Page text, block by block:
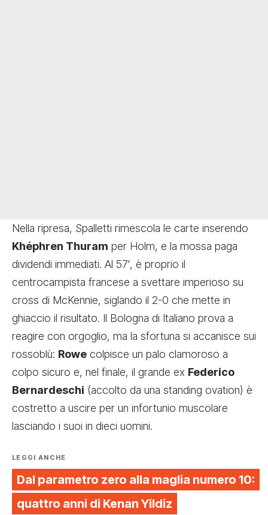
Nella ripresa, Spalletti rimescola le carte inserendo
Khéphren Thuram per Holm, e la mossa paga
dividendi immediati. Al 57′, è proprio il
centrocampista francese a svettare imperioso su
cross di McKennie, siglando il 2-0 che mette in
ghiaccio il risultato. Il Bologna di Italiano prova a
reagire con orgoglio, ma la sfortuna si accanisce sui
rossoblù: Rowe colpisce un palo clamoroso a
colpo sicuro e, nel finale, il grande ex Federico
Bernardeschi (accolto da una standing ovation) è
costretto a uscire per un infortunio muscolare
lasciando i suoi in dieci uomini.
LEGGI ANCHE
Dal parametro zero alla maglia numero 10:
quattro anni di Kenan Yildiz